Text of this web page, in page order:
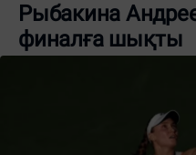
Рыбакина
финалға шықты